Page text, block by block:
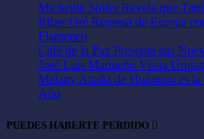
Micheille Soifer Revela que
Riber Oré Regresa de Europa
Flamenco
Café de la Paz Presenta sus
José Luis Madueño Visita
Melany Azaña de Huánuco es
Año
PUEDES HABERTE PERDIDO